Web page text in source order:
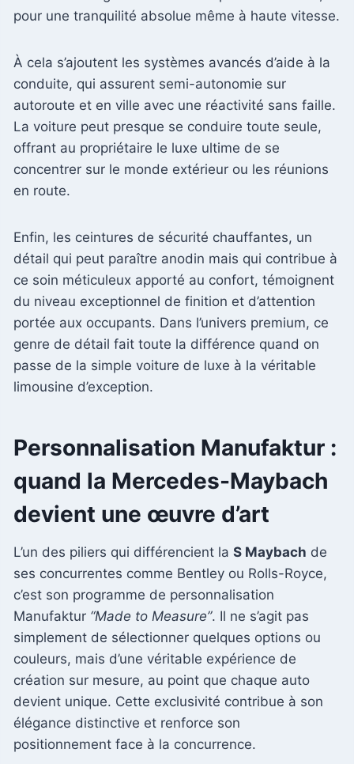
pour une tranquilité absolue même à haute vitesse.
À cela s’ajoutent les systèmes avancés d’aide à la
conduite, qui assurent semi-autonomie sur
autoroute et en ville avec une réactivité sans faille.
La voiture peut presque se conduire toute seule,
offrant au propriétaire le luxe ultime de se
concentrer sur le monde extérieur ou les réunions
en route.
Enfin, les ceintures de sécurité chauffantes, un
détail qui peut paraître anodin mais qui contribue à
ce soin méticuleux apporté au confort, témoignent
du niveau exceptionnel de finition et d’attention
portée aux occupants. Dans l’univers premium, ce
genre de détail fait toute la différence quand on
passe de la simple voiture de luxe à la véritable
limousine d’exception.
Personnalisation Manufaktur :
quand la Mercedes-Maybach
devient une œuvre d’art
L’un des piliers qui différencient la S Maybach de
ses concurrentes comme Bentley ou Rolls-Royce,
c’est son programme de personnalisation
Manufaktur “Made to Measure”. Il ne s’agit pas
simplement de sélectionner quelques options ou
couleurs, mais d’une véritable expérience de
création sur mesure, au point que chaque auto
devient unique. Cette exclusivité contribue à son
élégance distinctive et renforce son
positionnement face à la concurrence.